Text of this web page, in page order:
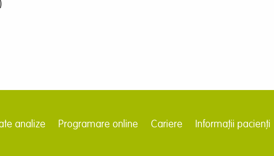
analize Programare online Cariere Informații pacienți